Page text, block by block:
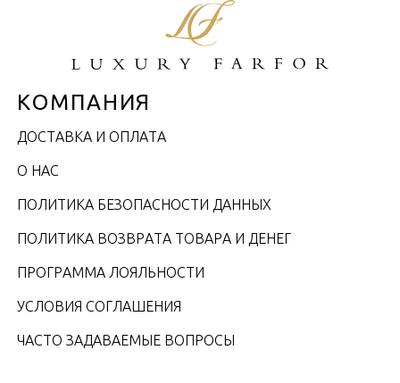
КОМПАНИЯ
ДОСТАВКА И ОПЛАТА
О НАС
ПОЛИТИКА БЕЗОПАСНОСТИ ДАННЫХ
ПОЛИТИКА ВОЗВРАТА ТОВАРА И ДЕНЕГ
ПРОГРАММА ЛОЯЛЬНОСТИ
УСЛОВИЯ СОГЛАШЕНИЯ
ЧАСТО ЗАДАВАЕМЫЕ ВОПРОСЫ